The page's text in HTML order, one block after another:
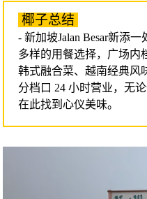
椰子总结
- 新加坡Jalan Besar新添
多样的用餐选择，广场内
韩式融合菜、越南经典风
分档口 24 小时营业，无
在此找到心仪美味。